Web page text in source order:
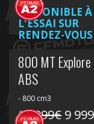
DISPONIBLE À
L'ESSAI SUR
RENDEZ-VOUS
800 MT Explore
ABS
- 800 cm3
10 999€ 9